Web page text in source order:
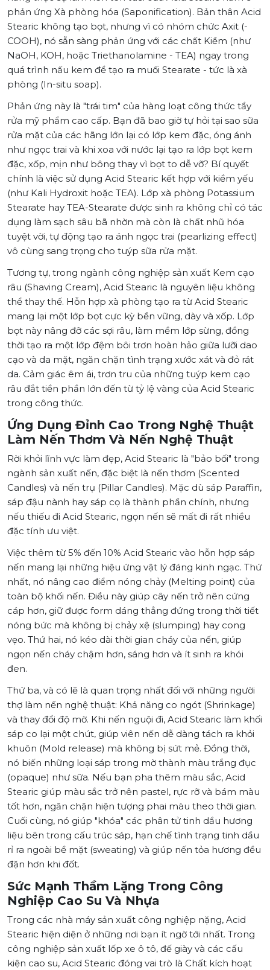
phản ứng Xà phòng hóa (Saponification). Bản thân Acid
Stearic không tạo bọt, nhưng vì có nhóm chức Axit (-
COOH), nó sẵn sàng phản ứng với các chất Kiềm (như
NaOH, KOH, hoặc Triethanolamine - TEA) ngay trong
quá trình nấu kem để tạo ra muối Stearate - tức là xà
phòng (In-situ soap).
Phản ứng này là "trái tim" của hàng loạt công thức tẩy
rửa mỹ phẩm cao cấp. Bạn đã bao giờ tự hỏi tại sao sữa
rửa mặt của các hãng lớn lại có lớp kem đặc, óng ánh
như ngọc trai và khi xoa với nước lại tạo ra lớp bọt kem
đặc, xốp, mịn như bông thay vì bọt to dễ vỡ? Bí quyết
chính là việc sử dụng Acid Stearic kết hợp với kiềm yếu
(như Kali Hydroxit hoặc TEA). Lớp xà phòng Potassium
Stearate hay TEA-Stearate được sinh ra không chỉ có tác
dụng làm sạch sâu bã nhờn mà còn là chất nhũ hóa
tuyệt vời, tự động tạo ra ánh ngọc trai (pearlizing effect)
vô cùng sang trọng cho tuýp sữa rửa mặt.
Tương tự, trong ngành công nghiệp sản xuất Kem cạo
râu (Shaving Cream), Acid Stearic là nguyên liệu không
thể thay thế. Hỗn hợp xà phòng tạo ra từ Acid Stearic
mang lại một lớp bọt cực kỳ bền vững, dày và xốp. Lớp
bọt này nâng đỡ các sợi râu, làm mềm lớp sừng, đồng
thời tạo ra một lớp đệm bôi trơn hoàn hảo giữa lưỡi dao
cạo và da mặt, ngăn chặn tình trạng xước xát và đỏ rát
da. Cảm giác êm ái, trơn tru của những tuýp kem cạo
râu đắt tiền phần lớn đến từ tỷ lệ vàng của Acid Stearic
trong công thức.
Ứng Dụng Đỉnh Cao Trong Nghệ Thuật
Làm Nến Thơm Và Nến Nghệ Thuật
Rời khỏi lĩnh vực làm đẹp, Acid Stearic là "bảo bối" trong
ngành sản xuất nến, đặc biệt là nến thơm (Scented
Candles) và nến trụ (Pillar Candles). Mặc dù sáp Paraffin,
sáp đậu nành hay sáp cọ là thành phần chính, nhưng
nếu thiếu đi Acid Stearic, ngọn nến sẽ mất đi rất nhiều
đặc tính ưu việt.
Việc thêm từ 5% đến 10% Acid Stearic vào hỗn hợp sáp
nến mang lại những hiệu ứng vật lý đáng kinh ngạc. Thứ
nhất, nó nâng cao điểm nóng chảy (Melting point) của
toàn bộ khối nến. Điều này giúp cây nến trở nên cứng
cáp hơn, giữ được form dáng thẳng đứng trong thời tiết
nóng bức mà không bị chảy xệ (slumping) hay cong
vẹo. Thứ hai, nó kéo dài thời gian cháy của nến, giúp
ngọn nến cháy chậm hơn, sáng hơn và ít sinh ra khói
đen.
Thứ ba, và có lẽ là quan trọng nhất đối với những người
thợ làm nến nghệ thuật: Khả năng co ngót (Shrinkage)
và thay đổi độ mờ. Khi nến nguội đi, Acid Stearic làm khối
sáp co lại một chút, giúp viên nến dễ dàng tách ra khỏi
khuôn (Mold release) mà không bị sứt mẻ. Đồng thời,
nó biến những loại sáp trong mờ thành màu trắng đục
(opaque) như sữa. Nếu bạn pha thêm màu sắc, Acid
Stearic giúp màu sắc trở nên pastel, rực rỡ và bám màu
tốt hơn, ngăn chặn hiện tượng phai màu theo thời gian.
Cuối cùng, nó giúp "khóa" các phân tử tinh dầu hương
liệu bên trong cấu trúc sáp, hạn chế tình trạng tinh dầu
rỉ ra ngoài bề mặt (sweating) và giúp nến tỏa hương đều
đặn hơn khi đốt.
Sức Mạnh Thầm Lặng Trong Công
Nghiệp Cao Su Và Nhựa
Trong các nhà máy sản xuất công nghiệp nặng, Acid
Stearic hiện diện ở những nơi bạn ít ngờ tới nhất. Trong
công nghiệp sản xuất lốp xe ô tô, đế giày và các cấu
kiện cao su, Acid Stearic đóng vai trò là Chất kích hoạt